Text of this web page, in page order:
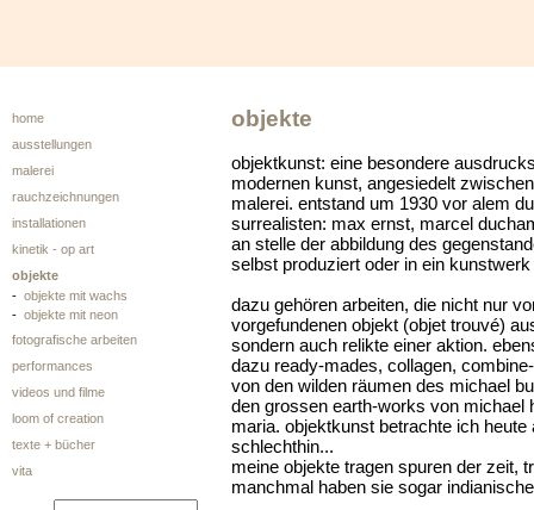
home
ausstellungen
malerei
rauchzeichnungen
installationen
kinetik - op art
objekte
- objekte mit wachs
- objekte mit neon
fotografische arbeiten
performances
videos und filme
loom of creation
texte + bücher
vita
objekte
objektkunst: eine besondere
modernen kunst, angesiedelt
malerei. entstand um 1930 vor alem
surrealisten: max ernst, marcel
an stelle der abbildung des
selbst produziert oder in ein
dazu gehören arbeiten, die nicht nur
vorgefundenen objekt (objet trouvé)
sondern auch relikte einer aktion.
dazu ready-mades, collagen,
von den wilden räumen des michael
den grossen earth-works von michael
maria. objektkunst betrachte ich
schlechthin...
meine objekte tragen spuren der zeit,
manchmal haben sie sogar